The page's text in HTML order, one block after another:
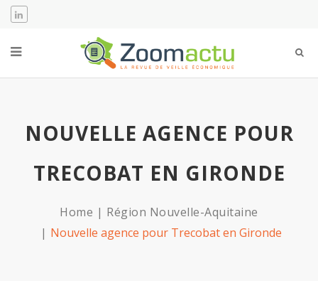
NOUVELLE AGENCE POUR
TRECOBAT EN GIRONDE
Home
Région Nouvelle-Aquitaine
Nouvelle agence pour Trecobat en Gironde